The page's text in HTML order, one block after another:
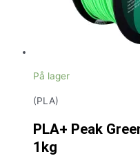
På lager
(PLA)
PLA+ Peak
1kg